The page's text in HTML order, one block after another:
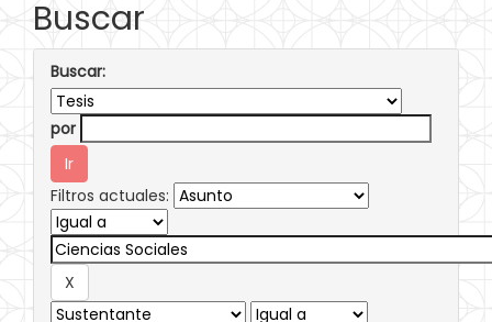
Buscar
Buscar:
por
Filtros actuales: